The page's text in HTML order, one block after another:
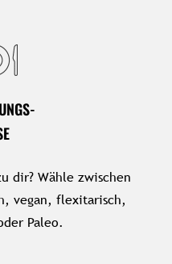
dir? Wähle zwischen
vegan, flexitarisch,
Paleo.